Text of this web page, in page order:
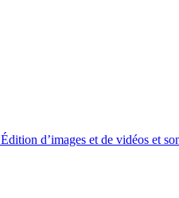
Édition d’images et de vidéos et